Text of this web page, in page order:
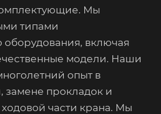
Мы
типами
оборудования, включая
модели. Наши
опыт в
замене прокладок и
части крана. Мы